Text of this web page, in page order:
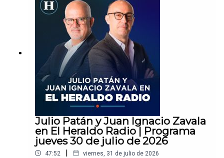
Julio Patán y Juan Ignacio Zavala
en El Heraldo Radio | Programa
jueves 30 de julio de 2026
47:52 | viernes, 31 de julio de 2026